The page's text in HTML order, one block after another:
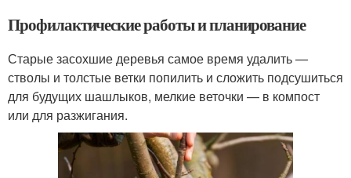
Профилактические работы и планирование
Старые засохшие деревья самое время удалить —
стволы и толстые ветки попилить и сложить подсушиться
для будущих шашлыков, мелкие веточки — в компост
или для разжигания.